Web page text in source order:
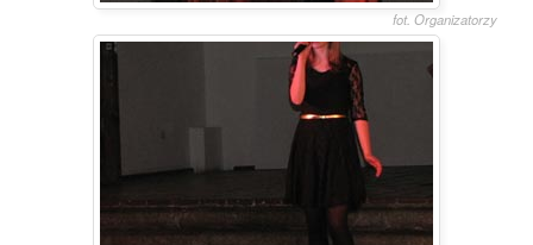
fot. Organizatorzy